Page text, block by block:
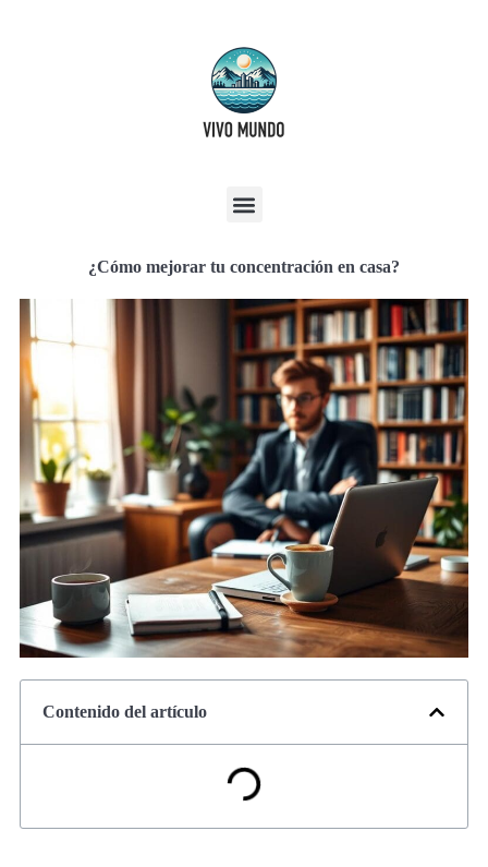
¿Cómo mejorar tu concentración en casa?
Contenido del artículo